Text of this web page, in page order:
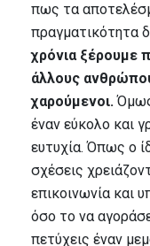
πως τα
πραγματικότητα
χρόνια ξέρουμε
άλλους
χαρούμενοι.
έναν εύκολο και
ευτυχία. Όπως ο
σχέσεις
επικοινωνία και
όσο το να
πετύχεις έναν